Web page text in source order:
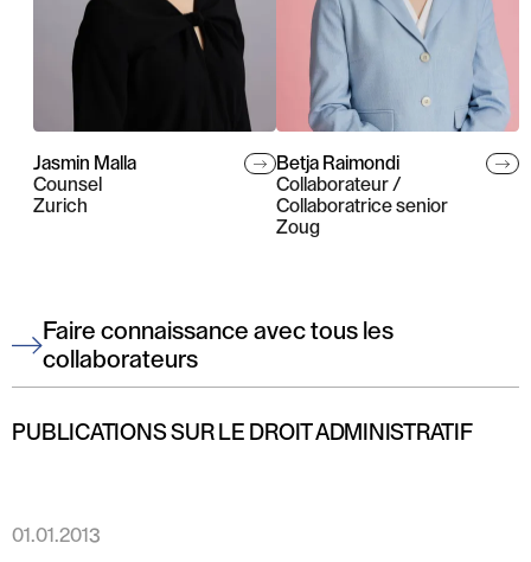
Jasmin Malla
Counsel
Zurich
Betja Raimondi
Collaborateur /
Collaboratrice senior
Zoug
Faire connaissance avec tous les
collaborateurs
PUBLICATIONS SUR LE DROIT ADMINISTRATIF
01.01.2013